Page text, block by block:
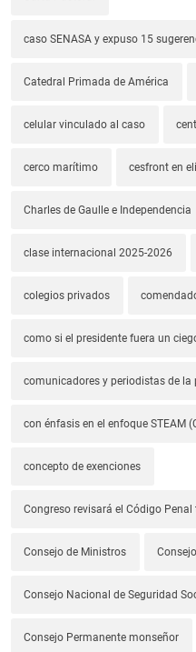
caso SENASA y expuso 15
Catedral Primada de América
celular vinculado al caso
cerco marítimo cesfront en
Charles de Gaulle e Independencia
clase internacional 2025-2026
colegios privados
como si el presidente fuera un
comunicadores y periodistas de la
con énfasis en el enfoque STEAM
concepto de exenciones
Congreso revisará el Código
Consejo de Ministros
Consejo Nacional de Seguridad
Consejo Permanente monseñor